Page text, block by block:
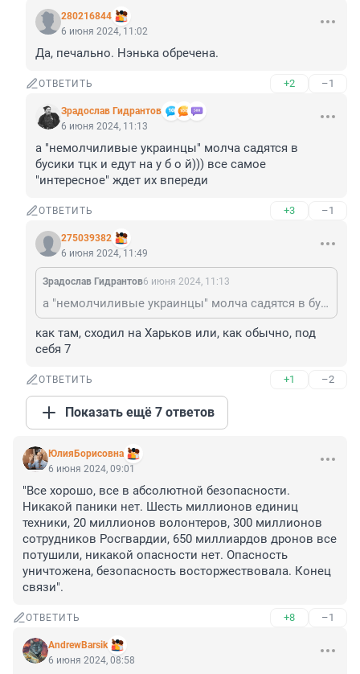
280216844
6 июня 2024, 11:02
Да, печально. Нэнька обречена.
ОТВЕТИТЬ +2 –1
Зрадослав Гидрантов
6 июня 2024, 11:13
а "немолчиливые украинцы" молча садятся в
бусики тцк и едут на у б о й))) все самое
"интересное" ждет их впереди
ОТВЕТИТЬ +3 –1
275039382
6 июня 2024, 11:49
Зрадослав Гидрантов6 июня 2024, 11:13
а "немолчиливые украинцы" молча садятся в бусики тцк и едут на у б о й))) все самое "интересное" ждет их впереди
как там, сходил на Харьков или, как обычно, под
себя 7
ОТВЕТИТЬ +1 –2
Показать ещё 7 ответов
ЮлияБорисовна
6 июня 2024, 09:01
"Все хорошо, все в абсолютной безопасности.
Никакой паники нет. Шесть миллионов единиц
техники, 20 миллионов волонтеров, 300 миллионов
сотрудников Росгвардии, 650 миллиардов дронов все
потушили, никакой опасности нет. Опасность
уничтожена, безопасность восторжествовала. Конец
связи".
ОТВЕТИТЬ +8 –1
AndrewBarsik
6 июня 2024, 08:58